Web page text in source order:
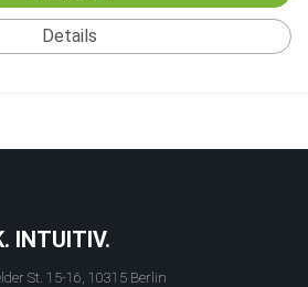
Details
INTUITIV.
St. 15-16, 10315 Berlin